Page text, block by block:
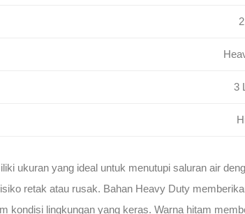
3
ukuran yang ideal untuk menutupi saluran air
retak atau rusak. Bahan Heavy Duty
kondisi lingkungan yang keras. Warna hitam